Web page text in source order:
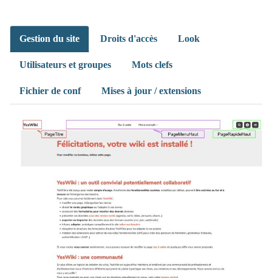
Gestion du site Droits d'accès Look
Utilisateurs et groupes Mots clefs
Fichier de conf Mises à jour / extensions